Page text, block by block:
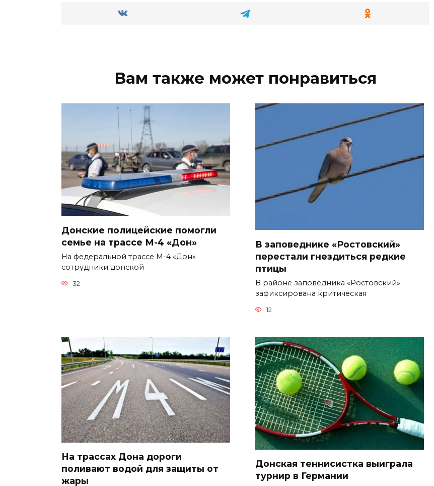
Вам также может понравиться
Донские полицейские помогли
семье на трассе М-4 «Дон»
На федеральной трассе М-4 «Дон»
сотрудники донской
32
В заповеднике «Ростовский»
перестали гнездиться редкие
птицы
В районе заповедника «Ростовский»
зафиксирована критическая
12
На трассах Дона дороги
поливают водой для защиты от
жары
Донская теннисистка выиграла
турнир в Германии